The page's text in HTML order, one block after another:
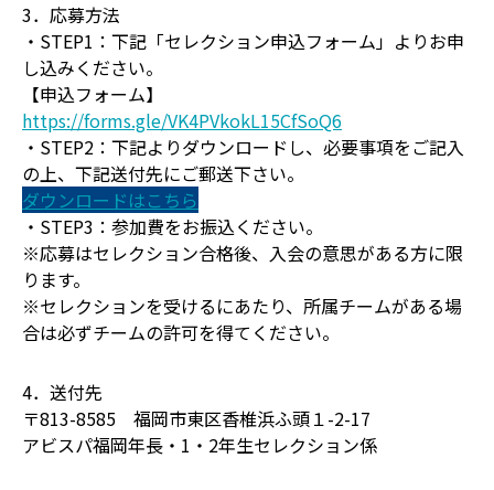
3．応募方法
・STEP1：下記「セレクション申込フォーム」よりお申
し込みください。
【申込フォーム】
https://forms.gle/VK4PVkokL15CfSoQ6
・STEP2：下記よりダウンロードし、必要事項をご記入
の上、下記送付先にご郵送下さい。
ダウンロードはこちら
・STEP3：参加費をお振込ください。
※応募はセレクション合格後、入会の意思がある方に限
ります。
※セレクションを受けるにあたり、所属チームがある場
合は必ずチームの許可を得てください。
4．送付先
〒813-8585 福岡市東区香椎浜ふ頭１-2-17
アビスパ福岡年長・1・2年生セレクション係